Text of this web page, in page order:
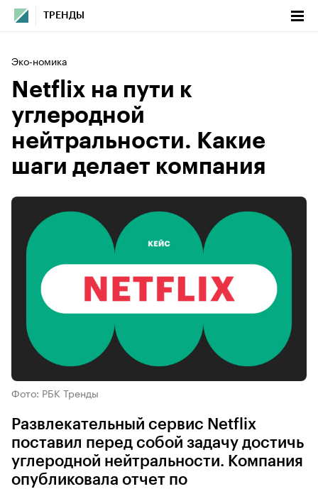
ТРЕНДЫ
Эко-номика
Netflix на пути к
углеродной
нейтральности. Какие
шаги делает компания
Фото: РБК Тренды
Развлекательный сервис Netflix
поставил перед собой задачу достичь
углеродной нейтральности. Компания
опубликовала отчет по